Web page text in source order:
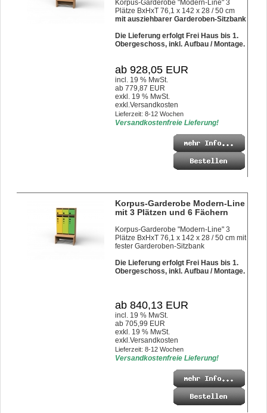
Korpus-Garderobe "Modern-Line" 3
Plätze BxHxT 76,1 x 142 x 28 / 50 cm
mit ausziehbarer Garderoben-Sitzbank
Die Lieferung erfolgt Frei Haus bis 1.
Obergeschoss, inkl. Aufbau / Montage.
ab 928,05 EUR
incl. 19 % MwSt.
ab 779,87 EUR
exkl. 19 % MwSt.
exkl.Versandkosten
Lieferzeit: 8-12 Wochen
Versandkostenfreie Lieferung!
Korpus-Garderobe Modern-Line
mit 3 Plätzen und 6 Fächern
Korpus-Garderobe "Modern-Line" 3
Plätze BxHxT 76,1 x 142 x 28 / 50 cm mit
fester Garderoben-Sitzbank
Die Lieferung erfolgt Frei Haus bis 1.
Obergeschoss, inkl. Aufbau / Montage.
ab 840,13 EUR
incl. 19 % MwSt.
ab 705,99 EUR
exkl. 19 % MwSt.
exkl.Versandkosten
Lieferzeit: 8-12 Wochen
Versandkostenfreie Lieferung!